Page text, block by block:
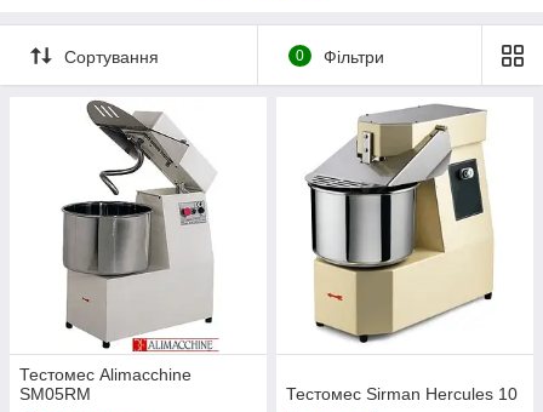
можете підібрати саме ту модель, яка буде оптимально
підходити саме під Ваші потреби.
Сортування 0 Фільтри
Тестомес Alimacchine
SM05RM
Тестомес Sirman Hercules 10